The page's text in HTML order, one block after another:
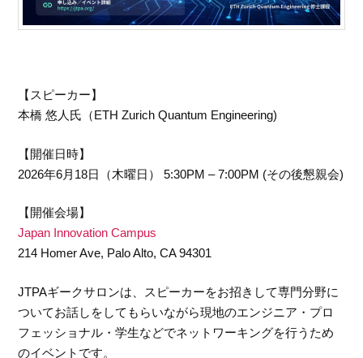
【スピーカー】
本橋 悠人氏（ETH Zurich Quantum Engineering)
【開催日時】
2026年6月18日（木曜日） 5:30PM – 7:00PM (その後懇親会)
【開催会場】
Japan Innovation Campus
214 Homer Ave, Palo Alto, CA 94301
JTPAギークサロンは、スピーカーをお招きして専門分野に
ついてお話しをしてもらいながら現地のエンジニア・プロ
フェッショナル・学生などでネットワーキングを行うため
のイベントです。